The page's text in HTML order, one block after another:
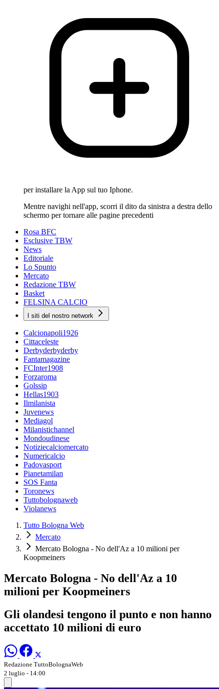
per installare la App sul tuo Iphone.
Mentre navighi nell'app, scorri il dito da sinistra a destra dello
schermo per tornare alle pagine precedenti
Rosa BFC
Esclusive TBW
News
Editoriale
Lo Spunto
Mercato
Redazione TBW
Basket
FELSINA CALCIO
I siti del nostro network
Calcionapoli1926
Cittaceleste
Derbyderbyderby
Fantamagazine
FCInter1908
Forzaroma
Golssip
Hellas1903
Ilmilanista
Juvenews
Mediagol
Milanistichannel
Mondoudinese
Notiziecalciomercato
Numericalcio
Padovasport
Pianetamilan
SOS Fanta
Toronews
Tuttobolognaweb
Violanews
Tutto Bologna Web
Mercato
Mercato Bologna - No dell'Az a 10 milioni per
Koopmeiners
Mercato Bologna - No dell'Az a 10
milioni per Koopmeiners
Gli olandesi tengono il punto e non hanno
accettato 10 milioni di euro
Redazione TuttoBolognaWeb
2 luglio - 14:00